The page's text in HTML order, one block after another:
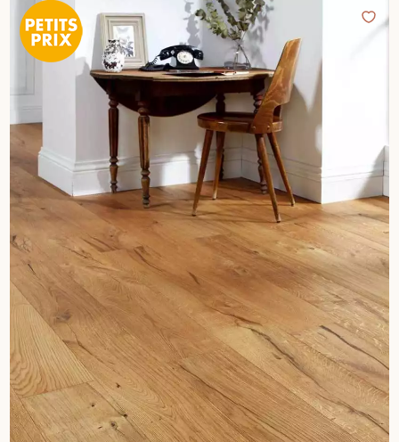
VOUS AVEZ UN PROJET ?
Nos experts sont à votre disposition pour vous guider pas à
pas dans le choix et la pose de votre parquet.
Un expert Décoplus Parquets vous appelle
Demandez un rendez-vous personnalisé